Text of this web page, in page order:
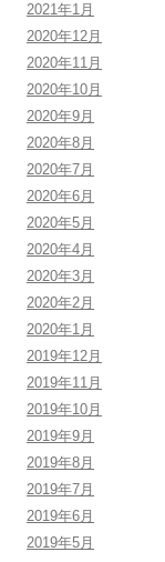
2021年1月
2020年12月
2020年11月
2020年10月
2020年9月
2020年8月
2020年7月
2020年6月
2020年5月
2020年4月
2020年3月
2020年2月
2020年1月
2019年12月
2019年11月
2019年10月
2019年9月
2019年8月
2019年7月
2019年6月
2019年5月